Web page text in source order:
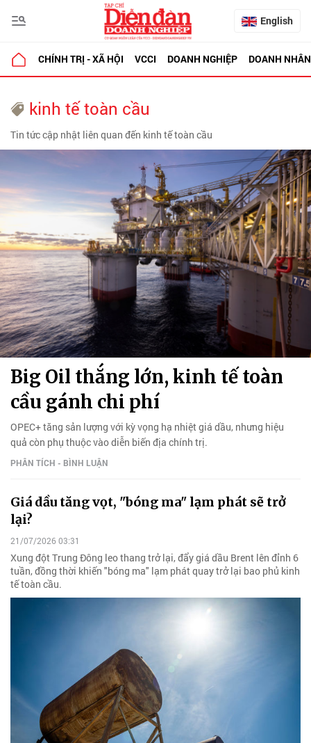
English
CHÍNH TRỊ - XÃ HỘI VCCI DOANH NGHIỆP DOANH NHÂN
kinh tế toàn cầu
Tin tức cập nhật liên quan đến kinh tế toàn cầu
Big Oil thắng lớn, kinh tế toàn
cầu gánh chi phí
OPEC+ tăng sản lượng với kỳ vọng hạ nhiệt giá dầu, nhưng hiệu
quả còn phụ thuộc vào diễn biến địa chính trị.
PHÂN TÍCH - BÌNH LUẬN
Giá dầu tăng vọt, "bóng ma" lạm phát sẽ trở
lại?
21/07/2026 03:31
Xung đột Trung Đông leo thang trở lại, đẩy giá dầu Brent lên đỉnh 6
tuần, đồng thời khiến "bóng ma" lạm phát quay trở lại bao phủ kinh
tế toàn cầu.